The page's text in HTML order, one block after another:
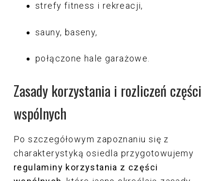
strefy fitness i rekreacji,
sauny, baseny,
połączone hale garażowe.
Zasady korzystania i rozliczeń części
wspólnych
Po szczegółowym zapoznaniu się z
charakterystyką osiedla przygotowujemy
regulaminy korzystania z części